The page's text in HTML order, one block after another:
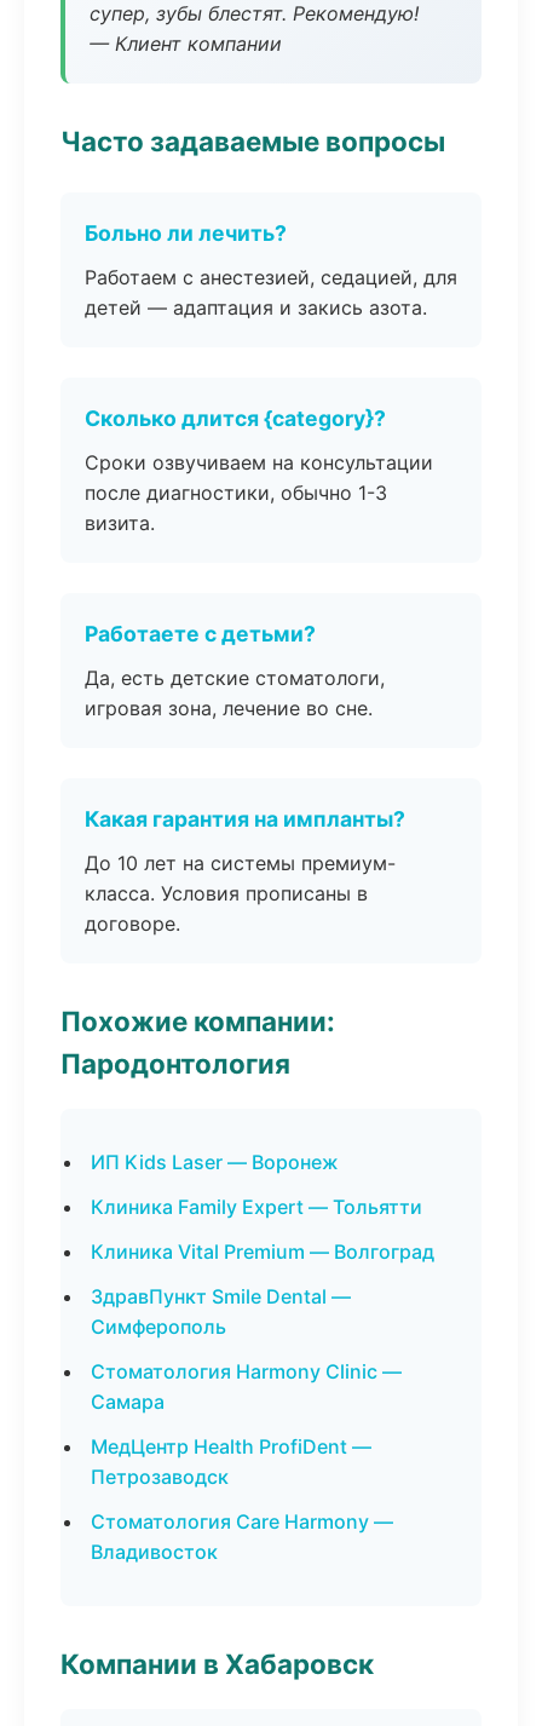
супер, зубы блестят. Рекомендую!
— Клиент компании
Часто задаваемые вопросы
Больно ли лечить?
Работаем с анестезией, седацией, для
детей — адаптация и закись азота.
Сколько длится {category}?
Сроки озвучиваем на консультации
после диагностики, обычно 1-3
визита.
Работаете с детьми?
Да, есть детские стоматологи,
игровая зона, лечение во сне.
Какая гарантия на импланты?
До 10 лет на системы премиум-
класса. Условия прописаны в
договоре.
Похожие компании:
Пародонтология
ИП Kids Laser — Воронеж
Клиника Family Expert — Тольятти
Клиника Vital Premium — Волгоград
ЗдравПункт Smile Dental —
Симферополь
Стоматология Harmony Clinic —
Самара
МедЦентр Health ProfiDent —
Петрозаводск
Стоматология Care Harmony —
Владивосток
Компании в Хабаровск